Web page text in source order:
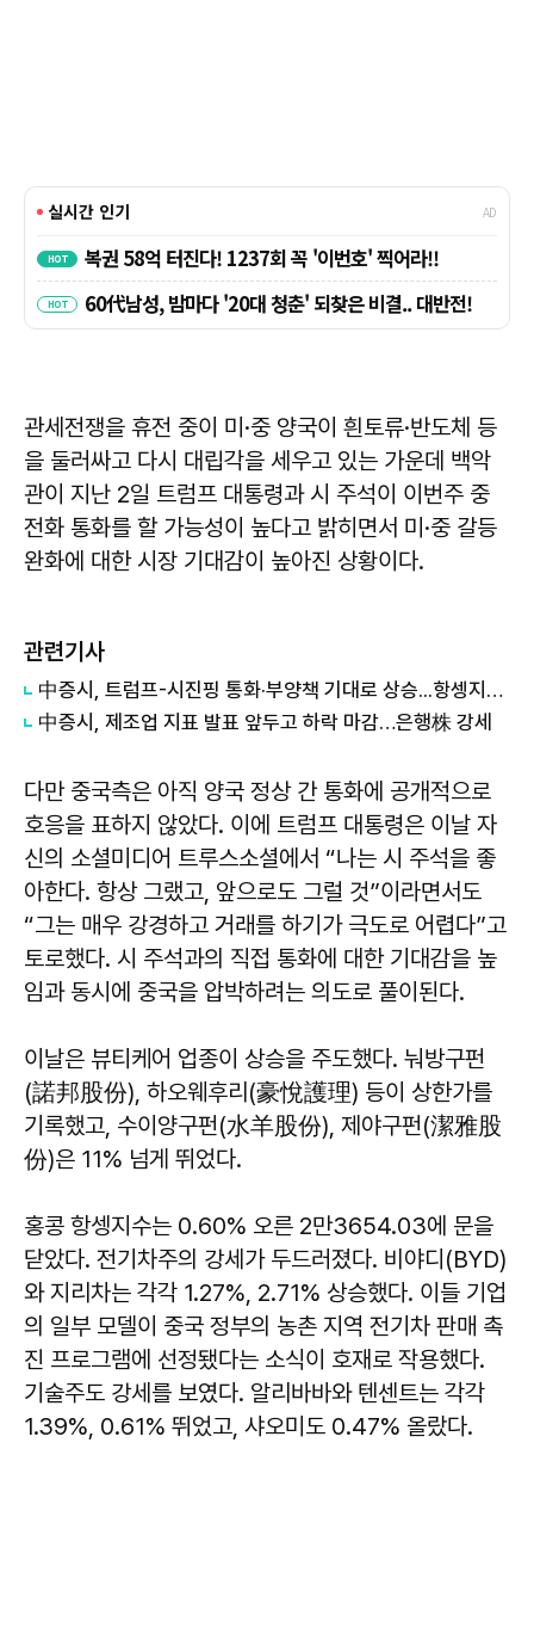
관세전쟁을 휴전 중이 미·중 양국이 흰토류·반도체 등
을 둘러싸고 다시 대립각을 세우고 있는 가운데 백악
관이 지난 2일 트럼프 대통령과 시 주석이 이번주 중
전화 통화를 할 가능성이 높다고 밝히면서 미·중 갈등
완화에 대한 시장 기대감이 높아진 상황이다.
관련기사
中증시, 트럼프-시진핑 통화·부양책 기대로 상승...항셍지수는 1.5%↑
中증시, 제조업 지표 발표 앞두고 하락 마감…은행株 강세
다만 중국측은 아직 양국 정상 간 통화에 공개적으로
호응을 표하지 않았다. 이에 트럼프 대통령은 이날 자
신의 소셜미디어 트루스소셜에서 “나는 시 주석을 좋
아한다. 항상 그랬고, 앞으로도 그럴 것”이라면서도
“그는 매우 강경하고 거래를 하기가 극도로 어렵다”고
토로했다. 시 주석과의 직접 통화에 대한 기대감을 높
임과 동시에 중국을 압박하려는 의도로 풀이된다.
이날은 뷰티케어 업종이 상승을 주도했다. 눠방구펀
(諾邦股份), 하오웨후리(豪悅護理) 등이 상한가를
기록했고, 수이양구펀(水羊股份), 제야구펀(潔雅股
份)은 11% 넘게 뛰었다.
홍콩 항셍지수는 0.60% 오른 2만3654.03에 문을
닫았다. 전기차주의 강세가 두드러졌다. 비야디(BYD)
와 지리차는 각각 1.27%, 2.71% 상승했다. 이들 기업
의 일부 모델이 중국 정부의 농촌 지역 전기차 판매 촉
진 프로그램에 선정됐다는 소식이 호재로 작용했다.
기술주도 강세를 보였다. 알리바바와 텐센트는 각각
1.39%, 0.61% 뛰었고, 샤오미도 0.47% 올랐다.